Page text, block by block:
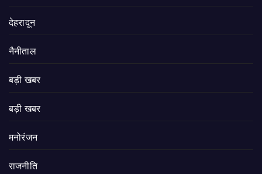
देहरादून
नैनीताल
बड़ी खबर
बड़ी खबर
मनोरंजन
राजनीति